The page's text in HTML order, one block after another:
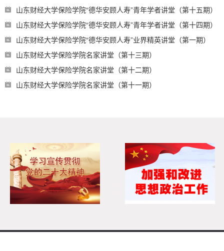
山东财经大学保险学院“德华安顾人寿”青年学者讲堂（第十五期）
山东财经大学保险学院“德华安顾人寿”青年学者讲堂（第十四期）
山东财经大学保险学院“德华安顾人寿”业界精英讲堂（第一期）
山东财经大学保险学院名家讲堂（第十三期）
山东财经大学保险学院名家讲堂（第十二期）
山东财经大学保险学院名家讲堂（第十一期）